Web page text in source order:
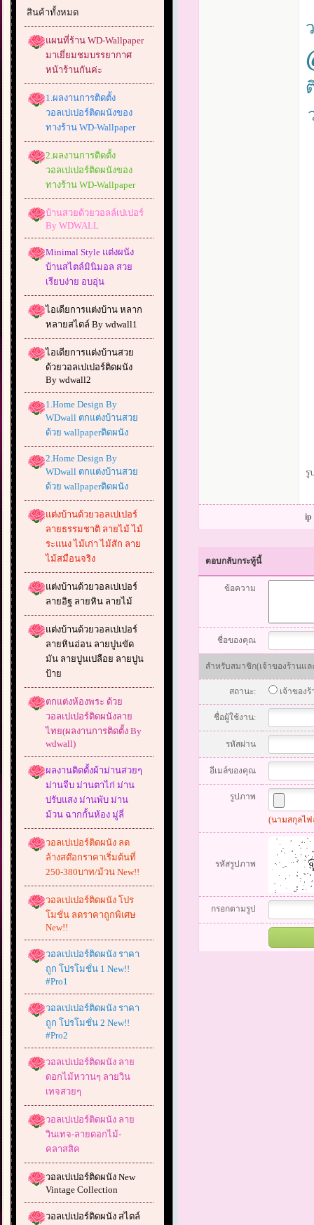
สินค้าทั้งหมด
แผนที่ร้าน WD-Wallpaper
มาเยี่ยมชมบรรยากาศ
หน้าร้านกันค่ะ
1.ผลงานการติดตั้ง
วอลเปเปอร์ติดผนังของ
ทางร้าน WD-Wallpaper
2.ผลงานการติดตั้ง
วอลเปเปอร์ติดผนังของ
ทางร้าน WD-Wallpaper
บ้านสวยด้วยวอลล์เปเปอร์
By WDWALL
Minimal Style แต่งผนัง
บ้านสไตล์มินิมอล สวย
เรียบง่าย อบอุ่น
ไอเดียการแต่งบ้าน หลาก
หลายสไตล์ By wdwall1
ไอเดียการแต่งบ้านสวย
ด้วยวอลเปเปอร์ติดผนัง
By wdwall2
1.Home Design By
WDwall ตกแต่งบ้านสวย
ด้วย wallpaperติดผนัง
2.Home Design By
WDwall ตกแต่งบ้านสวย
ด้วย wallpaperติดผนัง
แต่งบ้านด้วยวอลเปเปอร์
ลายธรรมชาติ ลายไม้ ไม้
ระแนง ไม้เก่า ไม้สัก ลาย
ไม้สมือนจริง
แต่งบ้านด้วยวอลเปเปอร์
ลายอิฐ ลายหิน ลายไม้
แต่งบ้านด้วยวอลเปเปอร์
ลายหินอ่อน ลายปูนขัด
มัน ลายปูนเปลือย ลายปูน
ป้าย
ตกแต่งห้องพระ ด้วย
วอลเปเปอร์ติดผนังลาย
ไทย(ผลงานการติดตั้ง By
wdwall)
ผลงานติดตั้งผ้าม่านสวยๆ
ม่านจีบ ม่านตาไก่ ม่าน
ปรับแสง ม่านพับ ม่าน
ม้วน ฉากกั้นห้อง มู่ลี่
วอลเปเปอร์ติดผนัง ลด
ล้างสต๊อกราคาเริ่มต้นที่
250-380บาท/ม้วน New!!
วอลเปเปอร์ติดผนัง โปร
โมชั่น ลดราคาถูกพิเศษ
New!!
วอลเปเปอร์ติดผนัง ราคา
ถูก โปรโมชั่น 1 New!!
#Pro1
วอลเปเปอร์ติดผนัง ราคา
ถูก โปรโมชั่น 2 New!!
#Pro2
วอลเปเปอร์ติดผนัง ลาย
ดอกไม้หวานๆ ลายวิน
เทจสวยๆ
วอลเปเปอร์ติดผนัง ลาย
วินเทจ-ลายดอกไม้-
คลาสสิค
วอลเปเปอร์ติดผนัง New
Vintage Collection
วอลเปเปอร์ติดผนัง สไตล์
รู
ตอบกลับกระทู้นี้
ข้อความ
ชื่อของคุณ
สำหรับสมาชิก(เจ้าของร้านแ
สถานะ: เจ้าของ
ชื่อผู้ใช้งาน:
รหัสผ่าน
อีเมล์ของคุณ
รูปภาพ
(นามสกุลไฟ
รหัสรูปภาพ
กรอกตามรูป